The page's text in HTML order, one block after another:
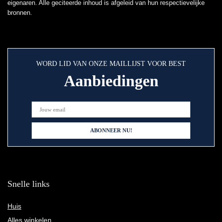
eigenaren. Alle geciteerde inhoud is afgeleid van hun respectievelijke
bronnen.
WORD LID VAN ONZE MAILLIJST VOOR BEST
Aanbiedingen
Snelle links
Huis
Alles winkelen